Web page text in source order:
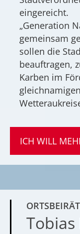
eingereicht.
„Generation
gemeinsam
sollen die
beauftragen,
Karben im
ICH WILL